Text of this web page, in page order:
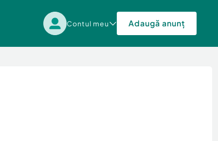
Contul meu Adaugă anunț